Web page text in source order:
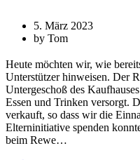
5. März 2023
by Tom
Heute möchten wir, wie
Unterstützer hinweisen. Der
Untergeschoß des
Essen und Trinken versorgt.
verkauft, so dass wir die
Elterninitiative spenden
beim Rewe…